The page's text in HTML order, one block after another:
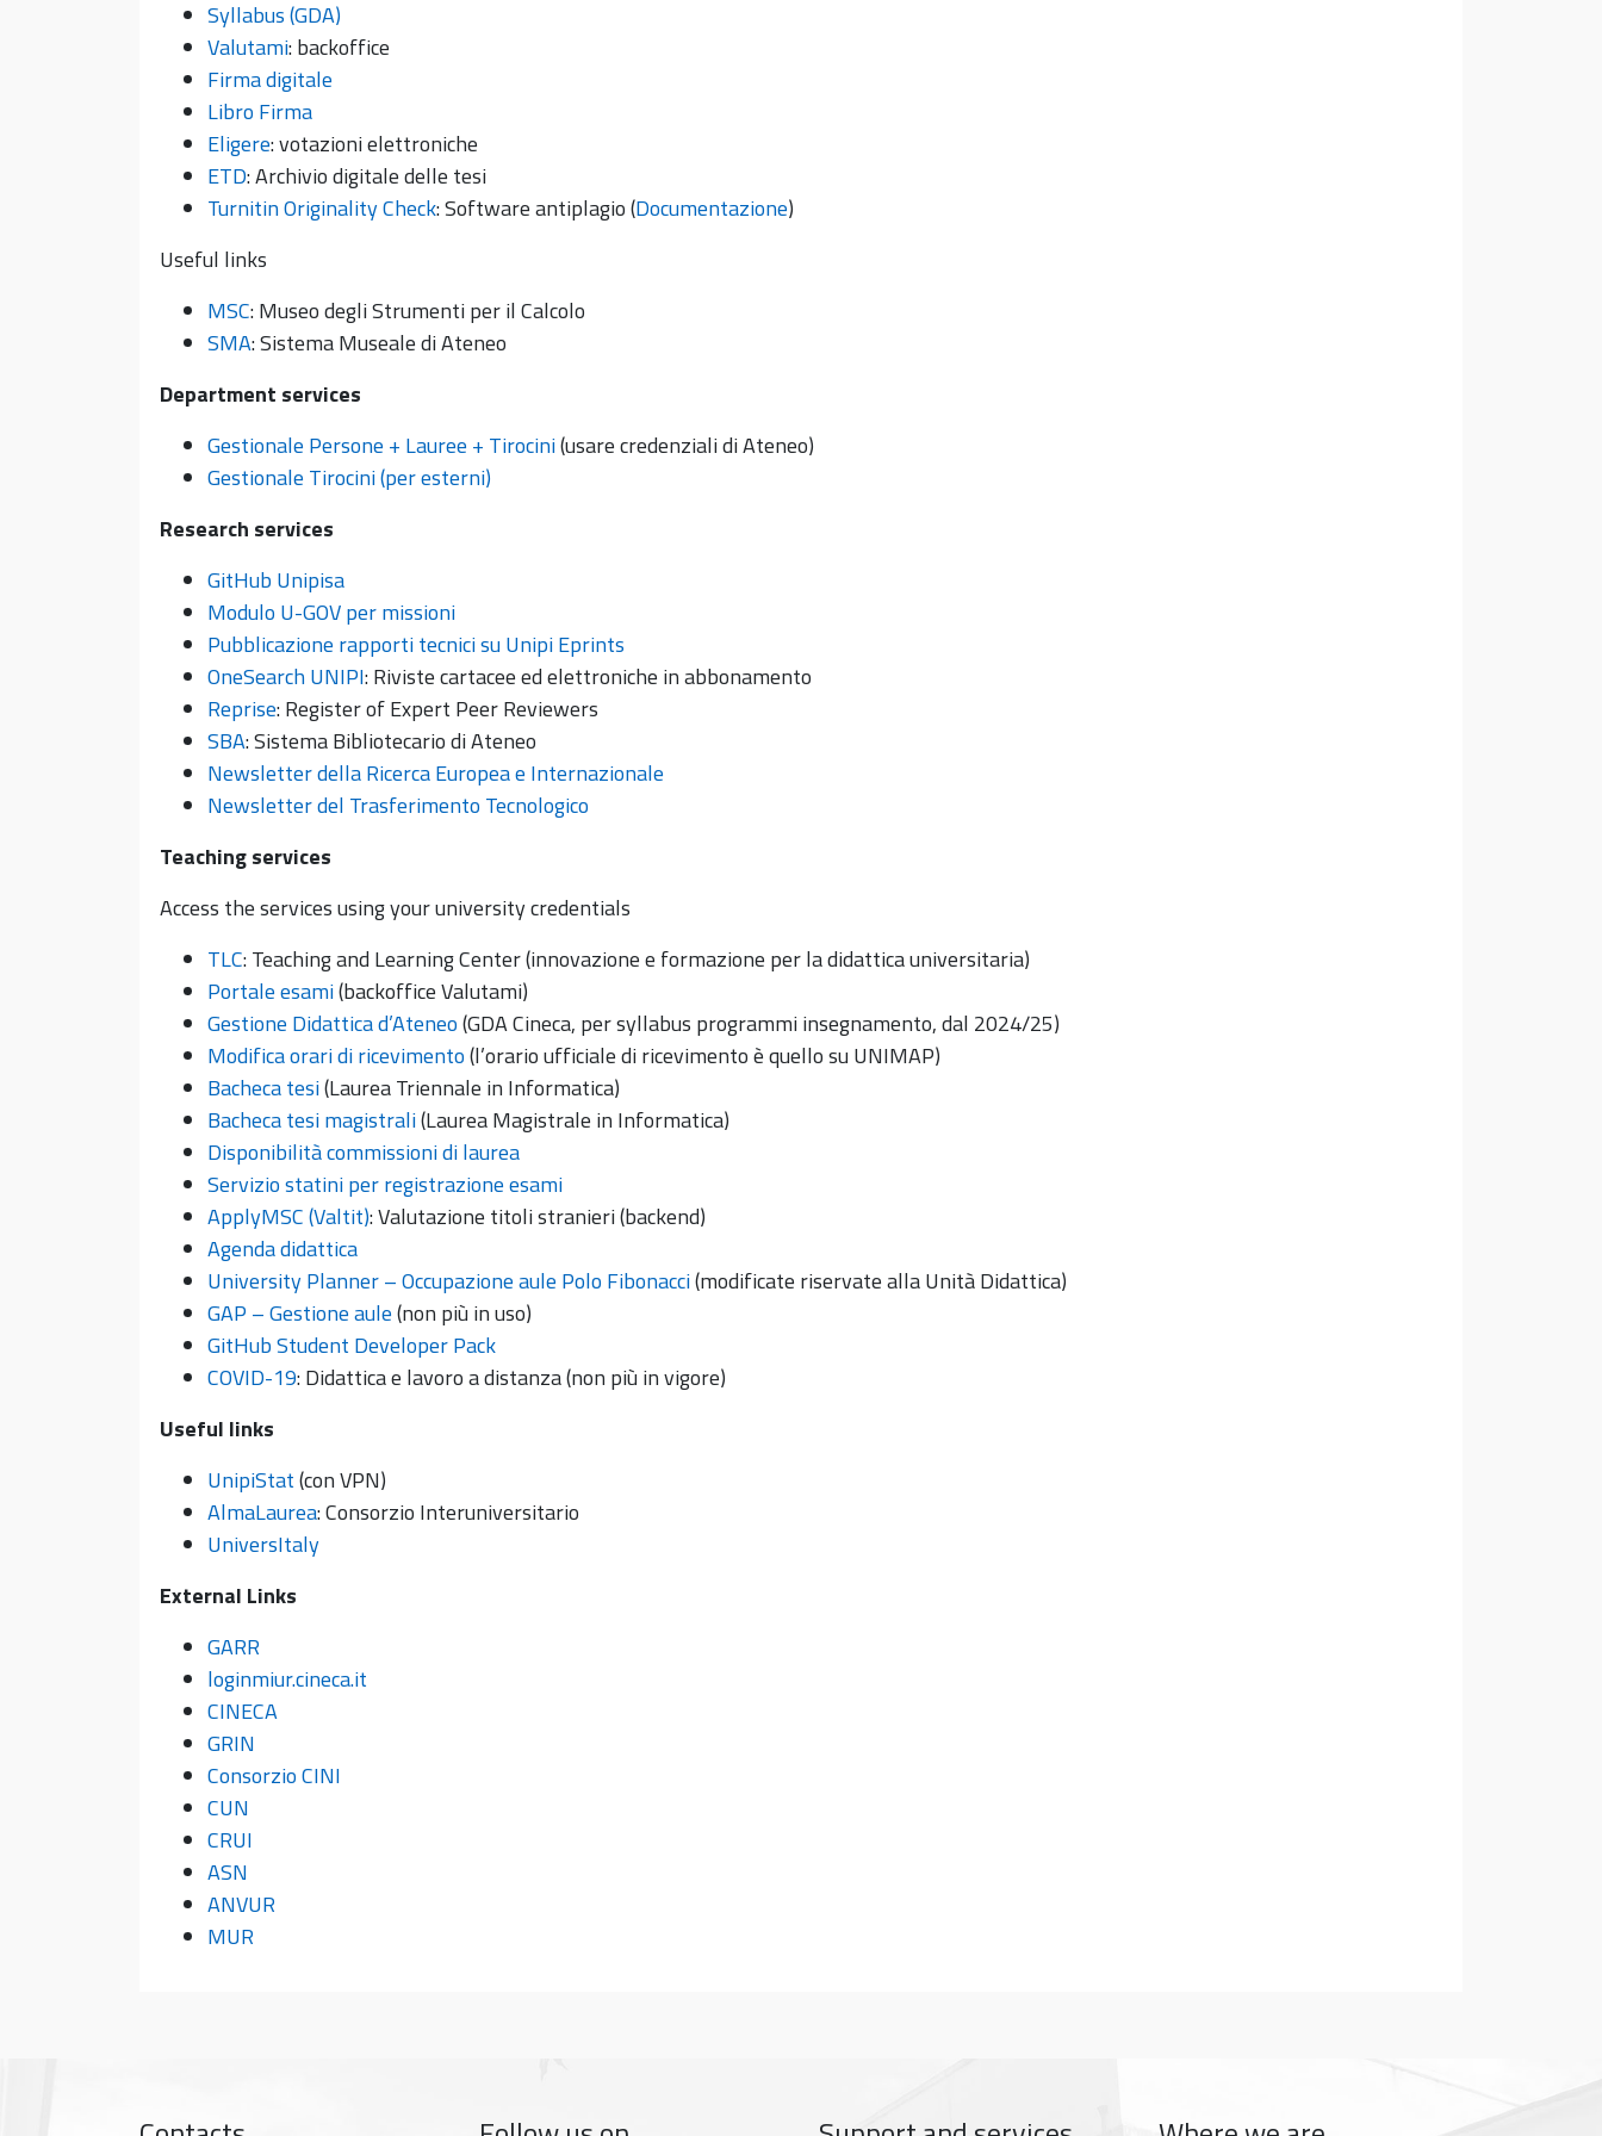
Syllabus (GDA)
Valutami: backoffice
Firma digitale
Libro Firma
Eligere: votazioni elettroniche
ETD: Archivio digitale delle tesi
Turnitin Originality Check: Software antiplagio (Documentazione)
Useful links
MSC: Museo degli Strumenti per il Calcolo
SMA: Sistema Museale di Ateneo
Department services
Gestionale Persone + Lauree + Tirocini(usare credenziali di Ateneo)
Gestionale Tirocini (per esterni)
Research services
GitHub Unipisa
Modulo U-GOV per missioni
Pubblicazione rapporti tecnici su Unipi Eprints
OneSearch UNIPI: Riviste cartacee ed elettroniche in abbonamento
Reprise: Register of Expert Peer Reviewers
SBA: Sistema Bibliotecario di Ateneo
Newsletter della Ricerca Europea e Internazionale
Newsletter del Trasferimento Tecnologico
Teaching services
Access the services using your university credentials
TLC: Teaching and Learning Center (innovazione e formazione per la didattica universitaria)
Portale esami(backoffice Valutami)
Gestione Didattica d’Ateneo(GDA Cineca, per syllabus programmi insegnamento, dal 2024/25)
Modifica orari di ricevimento(l’orario ufficiale di ricevimento è quello su UNIMAP)
Bacheca tesi(Laurea Triennale in Informatica)
Bacheca tesi magistrali(Laurea Magistrale in Informatica)
Disponibilità commissioni di laurea
Servizio statini per registrazione esami
ApplyMSC (Valtit): Valutazione titoli stranieri (backend)
Agenda didattica
University Planner – Occupazione aule Polo Fibonacci(modificate riservate alla Unità Didattica)
GAP – Gestione aule(non più in uso)
GitHub Student Developer Pack
COVID-19: Didattica e lavoro a distanza (non più in vigore)
Useful links
UnipiStat(con VPN)
AlmaLaurea: Consorzio Interuniversitario
UniversItaly
External Links
GARR
loginmiur.cineca.it
CINECA
GRIN
Consorzio CINI
CUN
CRUI
ASN
ANVUR
MUR